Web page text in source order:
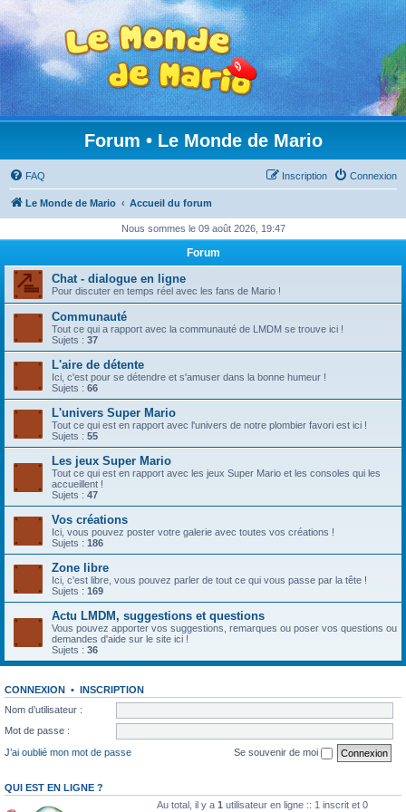
Forum • Le Monde de Mario
FAQ Connexion
Inscription
Le Monde de Mario Accueil du forum
Nous sommes le 09 août 2026, 19:47
Forum
Chat - dialogue en ligne
Pour discuter en temps réel avec les fans de Mario !
Communauté
Tout ce qui a rapport avec la communauté de LMDM se trouve ici !
Sujets : 37
L'aire de détente
Ici, c'est pour se détendre et s'amuser dans la bonne humeur !
Sujets : 66
L'univers Super Mario
Tout ce qui est en rapport avec l'univers de notre plombier favori est ici !
Sujets : 55
Les jeux Super Mario
Tout ce qui est en rapport avec les jeux Super Mario et les consoles qui les
accueillent !
Sujets : 47
Vos créations
Ici, vous pouvez poster votre galerie avec toutes vos créations !
Sujets : 186
Zone libre
Ici, c'est libre, vous pouvez parler de tout ce qui vous passe par la tête !
Sujets : 169
Actu LMDM, suggestions et questions
Vous pouvez apporter vos suggestions, remarques ou poser vos questions ou
demandes d'aide sur le site ici !
Sujets : 36
CONNEXION • INSCRIPTION
Nom d’utilisateur :
Mot de passe :
J’ai oublié mon mot de passe
Se souvenir de moi
QUI EST EN LIGNE ?
Au total, il y a 1 utilisateur en ligne :: 1 inscrit et 0